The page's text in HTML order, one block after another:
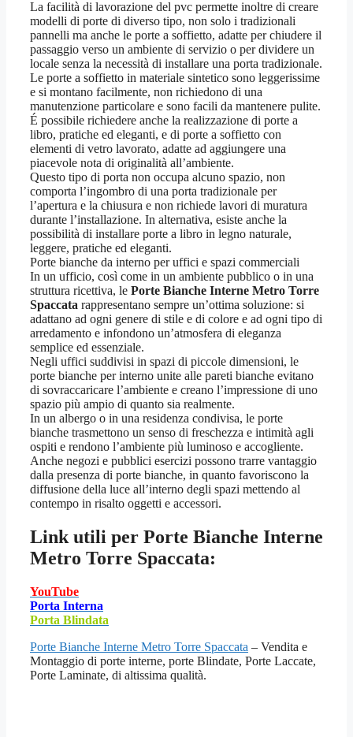
La facilità di lavorazione del pvc permette inoltre di creare
modelli di porte di diverso tipo, non solo i tradizionali
pannelli ma anche le porte a soffietto, adatte per chiudere il
passaggio verso un ambiente di servizio o per dividere un
locale senza la necessità di installare una porta tradizionale.
Le porte a soffietto in materiale sintetico sono leggerissime
e si montano facilmente, non richiedono di una
manutenzione particolare e sono facili da mantenere pulite.
É possibile richiedere anche la realizzazione di porte a
libro, pratiche ed eleganti, e di porte a soffietto con
elementi di vetro lavorato, adatte ad aggiungere una
piacevole nota di originalità all’ambiente.
Questo tipo di porta non occupa alcuno spazio, non
comporta l’ingombro di una porta tradizionale per
l’apertura e la chiusura e non richiede lavori di muratura
durante l’installazione. In alternativa, esiste anche la
possibilità di installare porte a libro in legno naturale,
leggere, pratiche ed eleganti.
Porte bianche da interno per uffici e spazi commerciali
In un ufficio, così come in un ambiente pubblico o in una
struttura ricettiva, le Porte Bianche Interne Metro Torre
Spaccata rappresentano sempre un’ottima soluzione: si
adattano ad ogni genere di stile e di colore e ad ogni tipo di
arredamento e infondono un’atmosfera di eleganza
semplice ed essenziale.
Negli uffici suddivisi in spazi di piccole dimensioni, le
porte bianche per interno unite alle pareti bianche evitano
di sovraccaricare l’ambiente e creano l’impressione di uno
spazio più ampio di quanto sia realmente.
In un albergo o in una residenza condivisa, le porte
bianche trasmettono un senso di freschezza e intimità agli
ospiti e rendono l’ambiente più luminoso e accogliente.
Anche negozi e pubblici esercizi possono trarre vantaggio
dalla presenza di porte bianche, in quanto favoriscono la
diffusione della luce all’interno degli spazi mettendo al
contempo in risalto oggetti e accessori.
Link utili per Porte Bianche Interne
Metro Torre Spaccata:
YouTube
Porta Interna
Porta Blindata
Porte Bianche Interne Metro Torre Spaccata – Vendita e
Montaggio di porte interne, porte Blindate, Porte Laccate,
Porte Laminate, di altissima qualità.